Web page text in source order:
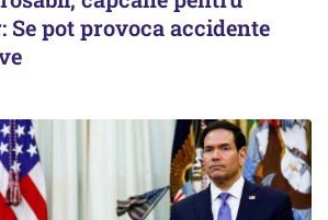
Se pot provoca accidente